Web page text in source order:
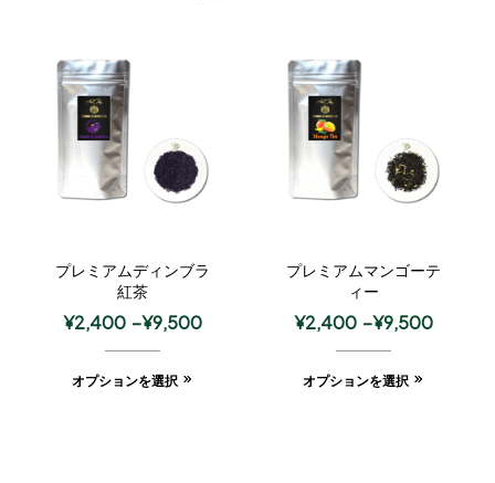
プレミアムディンブラ
紅茶
¥2,400 –¥9,500
オプションを選択
プレミアムマンゴーテ
ィー
¥2,400 –¥9,500
オプションを選択